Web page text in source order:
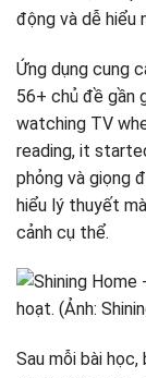
động và dễ hiểu
Ứng dụng cung
56+ chủ đề gần
watching TV
reading, it
phỏng và giọng
hiểu lý thuyết
cảnh cụ thể.
Sau mỗi bài